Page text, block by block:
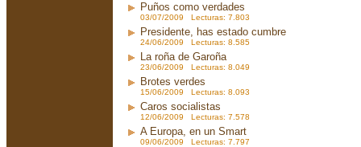
Puños como verdades
03/07/2009 Lecturas: 7.803
Presidente, has estado cumbre
24/06/2009 Lecturas: 8.585
La roña de Garoña
23/06/2009 Lecturas: 8.049
Brotes verdes
15/06/2009 Lecturas: 8.093
Caros socialistas
12/06/2009 Lecturas: 7.578
A Europa, en un Smart
09/06/2009 Lecturas: 7.797